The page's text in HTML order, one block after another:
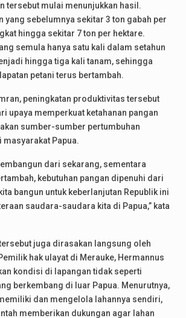
tersebut mulai menunjukkan hasil.
yang sebelumnya sekitar 3 ton gabah per
hingga sekitar 7 ton per hektare.
semula hanya satu kali dalam setahun
hingga tiga kali tanam, sehingga
petani terus bertambah.
peningkatan produktivitas tersebut
upaya memperkuat ketahanan pangan
sumber-sumber pertumbuhan
Papua.
dari sekarang, sementara
kebutuhan pangan dipenuhi dari
bangun untuk keberlanjutan Republik ini
saudara-saudara kita di Papua,” kata
juga dirasakan langsung oleh
hak ulayat di Merauke, Hermannus
kondisi di lapangan tidak seperti
berkembang di luar Papua. Menurutnya,
dan mengelola lahannya sendiri,
memberikan dukungan agar lahan